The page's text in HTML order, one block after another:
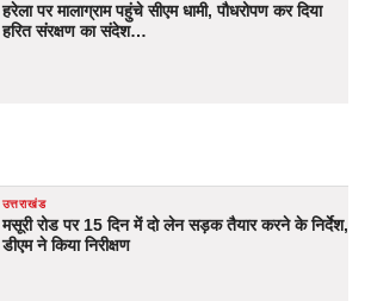
हरेला पर मालाग्राम पहुंचे सीएम धामी, पौधरोपण कर दिया
हरित संरक्षण का संदेश…
उत्तराखंड
मसूरी रोड पर 15 दिन में दो लेन सड़क तैयार करने के निर्देश,
डीएम ने किया निरीक्षण